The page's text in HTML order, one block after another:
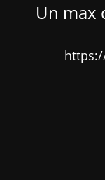
Un max